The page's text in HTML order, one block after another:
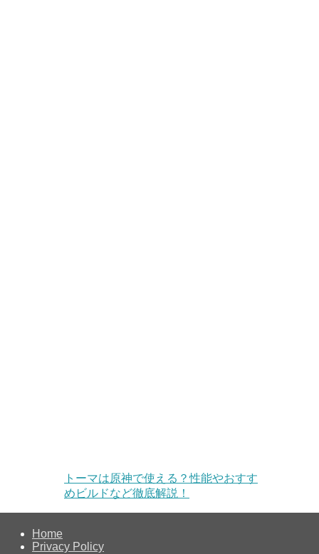
トーマは原神で使える？性能やおすす
めビルドなど徹底解説！
Home
Privacy Policy